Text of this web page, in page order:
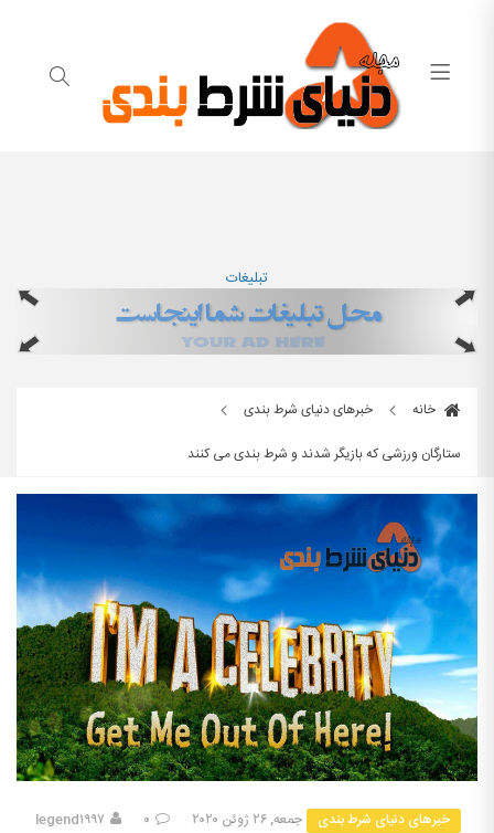
تبلیغات
خانه
خبرهای دنیای شرط بندی
ستارگان ورزشی که بازیگر شدند و شرط بندی می کنند
خبرهای دنیای شرط بندی جمعه, ۲۶ ژوئن ۲۰۲۰ ۰ legend۱۹۹۷